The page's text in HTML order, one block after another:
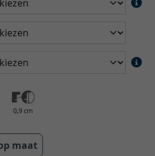
0,9 cm
maat